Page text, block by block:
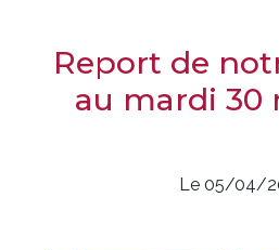
Report de
au mardi 30
Le 05/04/